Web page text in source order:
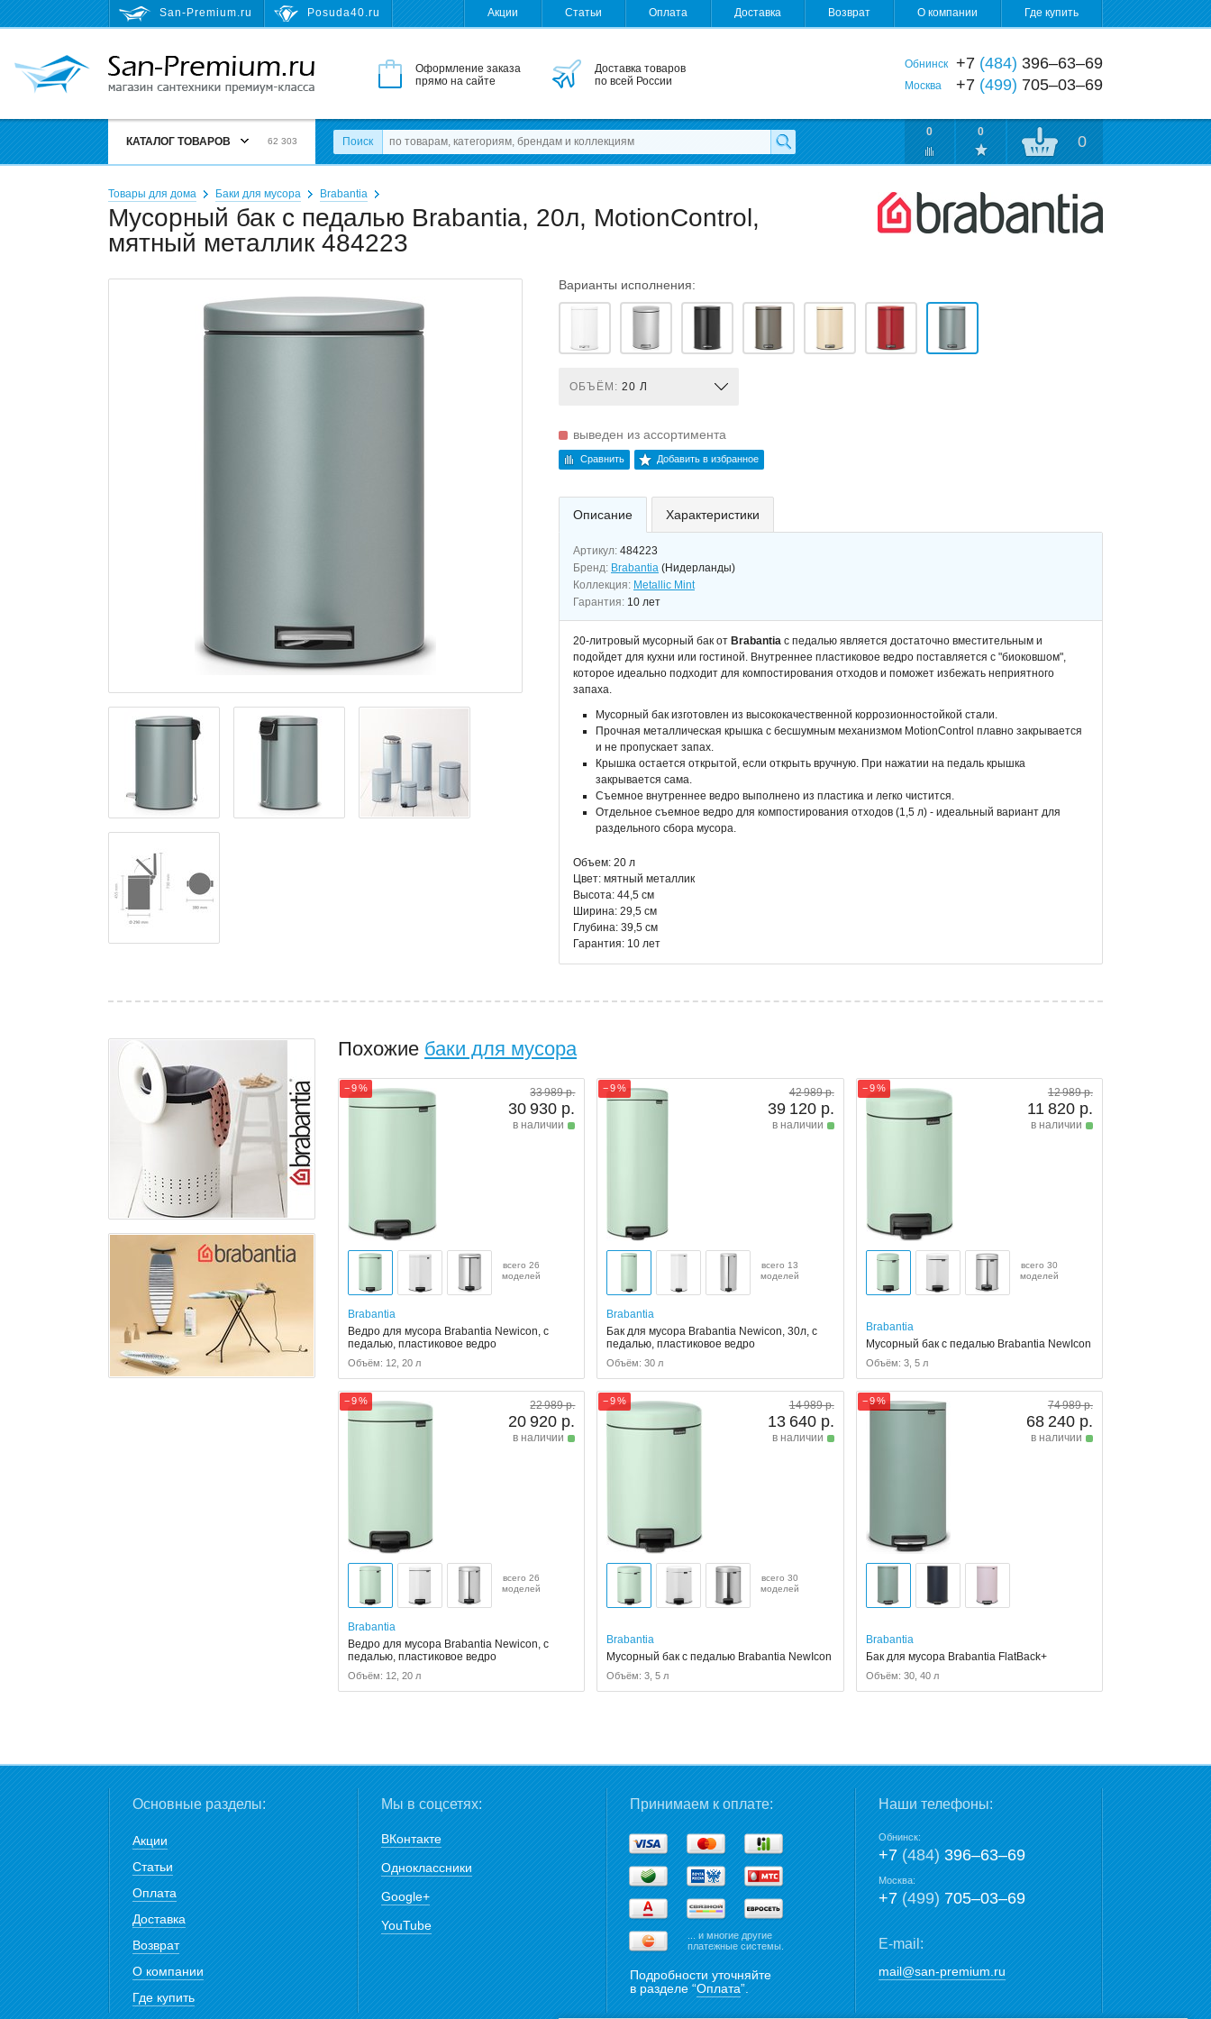
San-Premium.ru Posuda40.ru Акции Статьи Оплата Доставка Возврат О компании Где купить
Оформление заказа
прямо на сайте
Доставка товаров
по всей России
Обнинск +7 (484) 396‒63‒69
Москва +7 (499) 705‒03‒69
КАТАЛОГ ТОВАРОВ 62 303 Поиск
0 0
0
Товары для дома Баки для мусора Brabantia
Мусорный бак с педалью Brabantia, 20л, MotionControl,
мятный металлик 484223
Варианты исполнения:
ОБЪЁМ: 20 Л
выведен из ассортимента
Сравнить Добавить в избранное
Описание Характеристики
Артикул: 484223
Бренд: Brabantia (Нидерланды)
Коллекция: Metallic Mint
Гарантия: 10 лет
20-литровый мусорный бак от Brabantia с педалью является достаточно вместительным и
подойдет для кухни или гостиной. Внутреннее пластиковое ведро поставляется с "биоковшом",
которое идеально подходит для компостирования отходов и поможет избежать неприятного
запаха.
Мусорный бак изготовлен из высококачественной коррозионностойкой стали.
Прочная металлическая крышка с бесшумным механизмом MotionControl плавно закрывается
и не пропускает запах.
Крышка остается открытой, если открыть вручную. При нажатии на педаль крышка
закрывается сама.
Съемное внутреннее ведро выполнено из пластика и легко чистится.
Отдельное съемное ведро для компостирования отходов (1,5 л) - идеальный вариант для
раздельного сбора мусора.
Объем: 20 л
Цвет: мятный металлик
Высота: 44,5 см
Ширина: 29,5 см
Глубина: 39,5 см
Гарантия: 10 лет
Похожие баки для мусора
− 9 % 33 989 р.
30 930 р.
в наличии
всего 26
моделей
Brabantia
Ведро для мусора Brabantia Newicon, с
педалью, пластиковое ведро
Объём: 12, 20 л
− 9 % 42 989 р.
39 120 р.
в наличии
всего 13
моделей
Brabantia
Бак для мусора Brabantia Newicon, 30л, с
педалью, пластиковое ведро
Объём: 30 л
− 9 % 12 989 р.
11 820 р.
в наличии
всего 30
моделей
Brabantia
Мусорный бак с педалью Brabantia NewIcon
Объём: 3, 5 л
− 9 % 22 989 р.
20 920 р.
в наличии
всего 26
моделей
Brabantia
Ведро для мусора Brabantia Newicon, с
педалью, пластиковое ведро
Объём: 12, 20 л
− 9 % 14 989 р.
13 640 р.
в наличии
всего 30
моделей
Brabantia
Мусорный бак с педалью Brabantia NewIcon
Объём: 3, 5 л
− 9 % 74 989 р.
68 240 р.
в наличии
Brabantia
Бак для мусора Brabantia FlatBack+
Объём: 30, 40 л
Основные разделы:
Акции
Статьи
Оплата
Доставка
Возврат
О компании
Где купить
Мы в соцсетях:
ВКонтакте
Одноклассники
Google+
YouTube
Принимаем к оплате:
... и многие другие
платежные системы.
Подробности уточняйте
в разделе “Оплата”.
Наши телефоны:
Обнинск:
+7(484)396‒63‒69
Москва:
+7(499)705‒03‒69
E-mail:
mail@san-premium.ru